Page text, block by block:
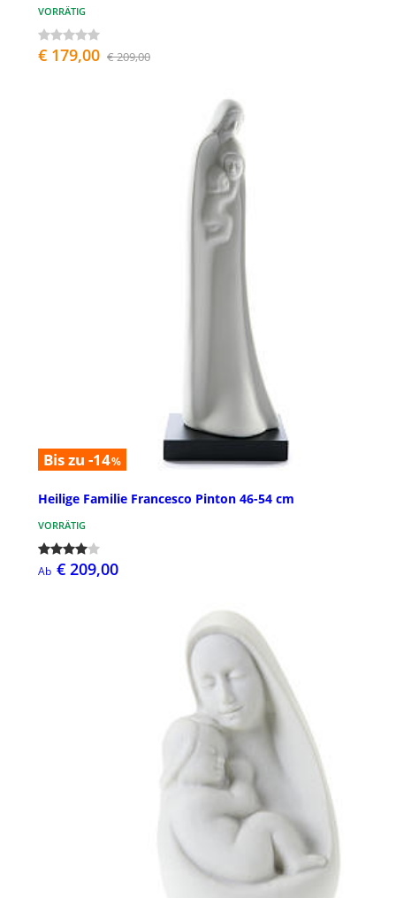
VORRÄTIG
€ 179,00 € 209,00
Bis zu -14%
Heilige Familie Francesco Pinton 46-54 cm
VORRÄTIG
Ab € 209,00